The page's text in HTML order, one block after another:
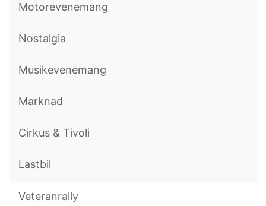
Motorevenemang
Nostalgia
Musikevenemang
Marknad
Cirkus & Tivoli
Lastbil
Veteranrally